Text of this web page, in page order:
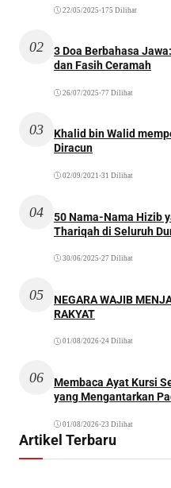
22/05/2025 •175 Dilihat
02
3 Doa Berbahasa
dan Fasih Ceramah
26/07/2025 •77 Dilihat
03
Khalid bin Walid
Diracun
02/09/2021 •31 Dilihat
04
50 Nama-Nama Hizib
Thariqah di Seluruh
30/06/2025 •27 Dilihat
05
NEGARA WAJIB
RAKYAT
01/08/2026•24 Dilihat
06
Membaca Ayat Kursi
yang Mengantarkan
01/08/2026•23 Dilihat
Artikel Terbaru